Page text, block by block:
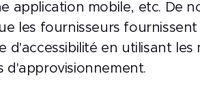
application mobile, etc. De
les fournisseurs
d'accessibilité en utilisant les
d'approvisionnement.